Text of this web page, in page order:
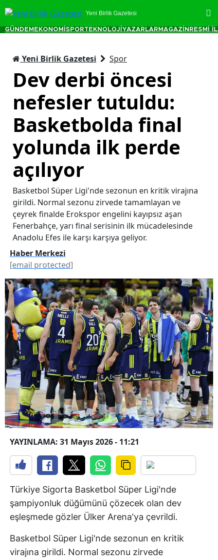
Yeni Birlik Gazetesi
GÜNDEM EKONOMİ SPORTEKNOLOJİ YAZARLAR MAGAZİN RESMİ
Yeni Birlik Gazetesi Spor
Dev derbi öncesi
nefesler tutuldu:
Basketbolda final
yolunda ilk perde
açılıyor
Basketbol Süper Ligi'nde sezonun en kritik virajına
girildi. Normal sezonu zirvede tamamlayan ve
çeyrek finalde Erokspor engelini kayıpsız aşan
Fenerbahçe, yarı final serisinin ilk mücadelesinde
Anadolu Efes ile karşı karşıya geliyor.
Haber Merkezi
[email protected]
YAYINLAMA: 31 Mayıs 2026 - 11:21
Türkiye Sigorta Basketbol Süper Ligi'nde
şampiyonluk düğümünü çözecek olan dev
eşleşmede gözler Ülker Arena'ya çevrildi.
Basketbol Süper Ligi'nde sezonun en kritik
virajına girildi. Normal sezonu zirvede